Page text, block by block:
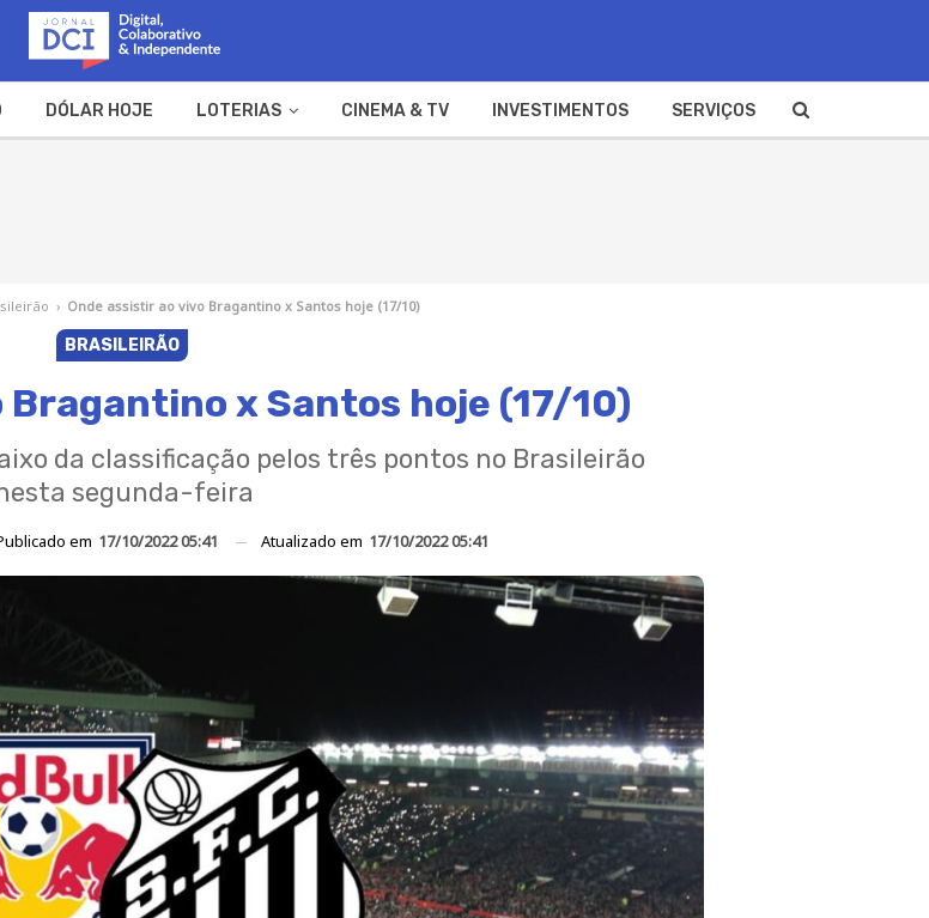
DÓLAR HOJE LOTERIAS CINEMA & TV INVESTIMENTOS SERVIÇOS
› Onde assistir ao vivo Bragantino x Santos hoje (17/10)
BRASILEIRÃO
Bragantino x Santos hoje (17/10)
da classificação pelos três pontos no Brasileirão
segunda-feira
em 17/10/2022 05:41 Atualizado em 17/10/2022 05:41